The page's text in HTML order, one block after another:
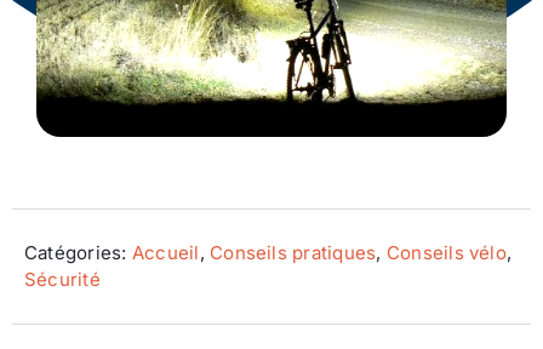
Catégories: Accueil, Conseils pratiques, Conseils vélo,
Sécurité